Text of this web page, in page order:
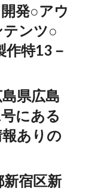
発○アウ
テンツ○
特13－
島県広島
にある
ありの
新宿区新